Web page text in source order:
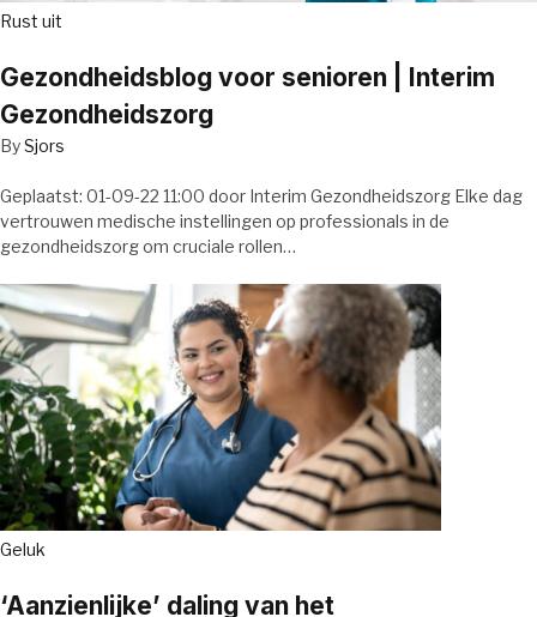
Rust uit
Gezondheidsblog voor senioren | Interim
Gezondheidszorg
BySjors
Geplaatst: 01-09-22 11:00 door Interim Gezondheidszorg Elke dag
vertrouwen medische instellingen op professionals in de
gezondheidszorg om cruciale rollen…
Geluk
‘Aanzienlijke’ daling van het